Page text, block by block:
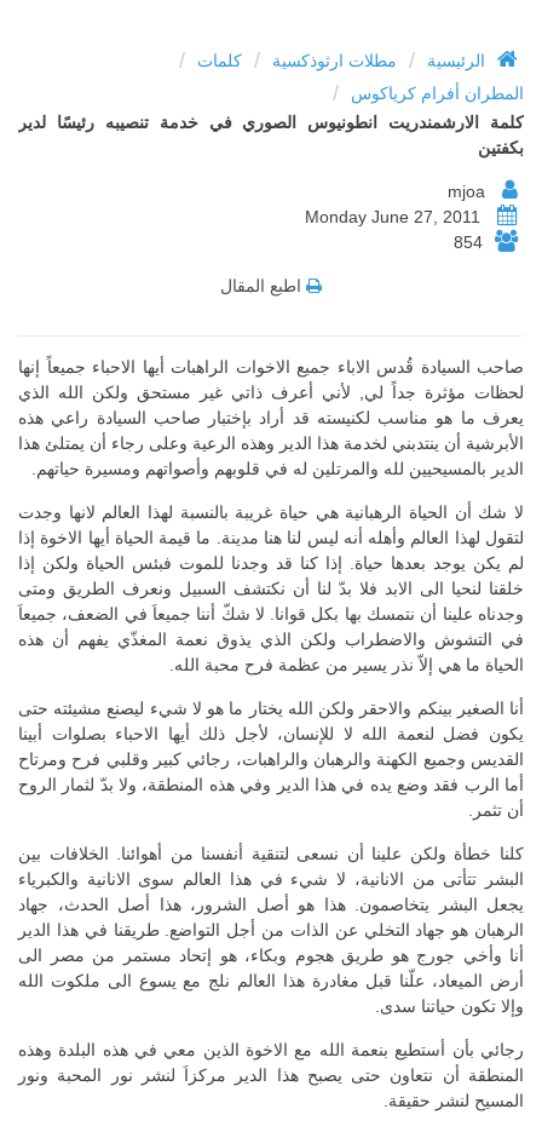
الرئيسية / مطلات ارثوذكسية / كلمات /
المطران أفرام كرياكوس /
كلمة الارشمندريت انطونيوس الصوري في خدمة تنصيبه رئيسًا لدير
بكفتين
854
اطبع المقال
صاحب السيادة قُدس الاباء جميع الاخوات الراهبات أيها الاحباء جميعاً إنها
لحظات مؤثرة جداً لي, لأني أعرف ذاتي غير مستحق ولكن الله الذي
يعرف ما هو مناسب لكنيسته قد أراد بإختبار صاحب السيادة راعي هذه
الأبرشية أن ينتدبني لخدمة هذا الدير وهذه الرعية وعلى رجاء أن يمتلئ هذا
الدير بالمسيحيين لله والمرتلين له في قلوبهم وأصواتهم ومسيرة حياتهم.
لا شك أن الحياة الرهبانية هي حياة غريبة بالنسبة لهذا العالم لانها وجدت
لتقول لهذا العالم وأهله أنه ليس لنا هنا مدينة. ما قيمة الحياة أيها الاخوة إذا
لم يكن يوجد بعدها حياة. إذا كنا قد وجدنا للموت فبئس الحياة ولكن إذا
خلقنا لنحيا الى الابد فلا بدّ لنا أن نكتشف السبيل ونعرف الطريق ومتى
وجدناه علينا أن نتمسك بها بكل قوانا. لا شكّ أننا جميعاَ في الضعف، جميعاَ
في التشوش والاضطراب ولكن الذي يذوق نعمة المغذّي يفهم أن هذه
الحياة ما هي إلاّ نذر يسير من عظمة فرح محبة الله.
أنا الصغير بينكم والاحقر ولكن الله يختار ما هو لا شيء ليصنع مشيئته حتى
يكون فضل لنعمة الله لا للإنسان، لأجل ذلك أيها الاحباء بصلوات أبينا
القديس وجميع الكهنة والرهبان والراهبات، رجائي كبير وقلبي فرح ومرتاح
أما الرب فقد وضع يده في هذا الدير وفي هذه المنطقة، ولا بدّ لثمار الروح
أن تثمر.
كلنا خطأة ولكن علينا أن نسعى لتنقية أنفسنا من أهوائنا. الخلافات بين
البشر تتأتى من الانانية، لا شيء في هذا العالم سوى الانانية والكبرياء
يجعل البشر يتخاصمون. هذا هو أصل الشرور، هذا أصل الحدث، جهاد
الرهبان هو جهاد التخلي عن الذات من أجل التواضع. طريقنا في هذا الدير
أنا وأخي جورج هو طريق هجوم وبكاء، هو إتحاد مستمر من مصر الى
أرض الميعاد، علّنا قبل مغادرة هذا العالم نلج مع يسوع الى ملكوت الله
وإلا تكون حياتنا سدى.
رجائي بأن أستطيع بنعمة الله مع الاخوة الذين معي في هذه البلدة وهذه
المنطقة أن نتعاون حتى يصبح هذا الدير مركزاَ لنشر نور المحبة ونور
المسيح لنشر حقيقة.